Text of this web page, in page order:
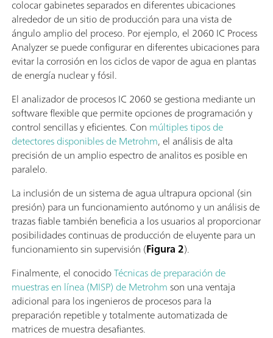
colocar gabinetes separados en diferentes ubicaciones
alrededor de un sitio de producción para una vista de
ángulo amplio del proceso. Por ejemplo, el 2060 IC Process
Analyzer se puede configurar en diferentes ubicaciones para
evitar la corrosión en los ciclos de vapor de agua en plantas
de energía nuclear y fósil.
El analizador de procesos IC 2060 se gestiona mediante un
software flexible que permite opciones de programación y
control sencillas y eficientes. Con múltiples tipos de
detectores disponibles de Metrohm, el análisis de alta
precisión de un amplio espectro de analitos es posible en
paralelo.
La inclusión de un sistema de agua ultrapura opcional (sin
presión) para un funcionamiento autónomo y un análisis de
trazas fiable también beneficia a los usuarios al proporcionar
posibilidades continuas de producción de eluyente para un
funcionamiento sin supervisión (Figura 2).
Finalmente, el conocidoTécnicas de preparación de
muestras en línea (MISP) de Metrohmson una ventaja
adicional para los ingenieros de procesos para la
preparación repetible y totalmente automatizada de
matrices de muestra desafiantes.